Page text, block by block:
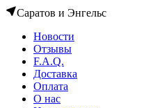
Саратов и Энгельс
Новости
Отзывы
F.A.Q.
Доставка
Оплата
О нас